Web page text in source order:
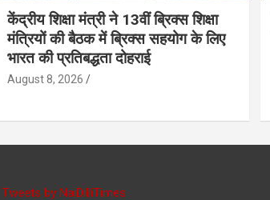
केंद्रीय शिक्षा मंत्री ने 13वीं ब्रिक्स शिक्षा
मंत्रियों की बैठक में ब्रिक्स सहयोग के लिए
भारत की प्रतिबद्धता दोहराई
August 8, 2026
Tweets by NaiDilliTimes